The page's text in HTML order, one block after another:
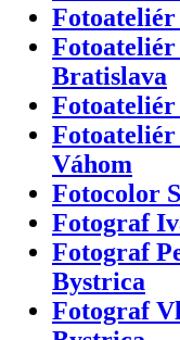
Bratislava
Fotoateliér
Váhom
Fotocolor
Fotograf
Fotograf
Bystrica
Fotograf